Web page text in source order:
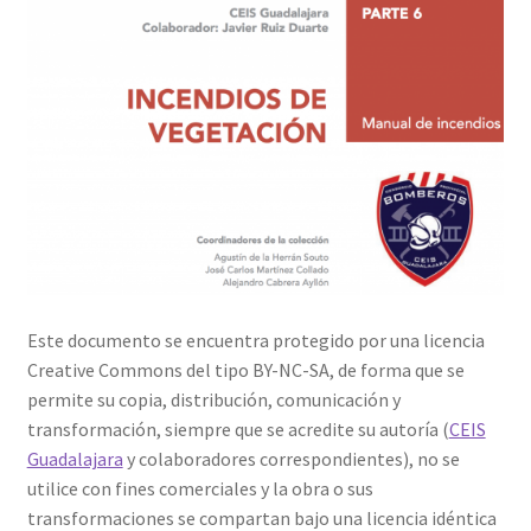
Este documento se encuentra protegido por una licencia
Creative Commons del tipo BY-NC-SA, de forma que se
permite su copia, distribución, comunicación y
transformación, siempre que se acredite su autoría (CEIS
Guadalajara y colaboradores correspondientes), no se
utilice con fines comerciales y la obra o sus
transformaciones se compartan bajo una licencia idéntica